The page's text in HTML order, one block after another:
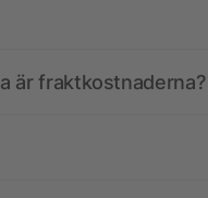
är fraktkostnaderna?